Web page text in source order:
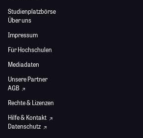
Studienplatzbörse
Über uns
Impressum
Für Hochschulen
Mediadaten
Unsere Partner
AGB
Rechte & Lizenzen
Hilfe & Kontakt
Datenschutz